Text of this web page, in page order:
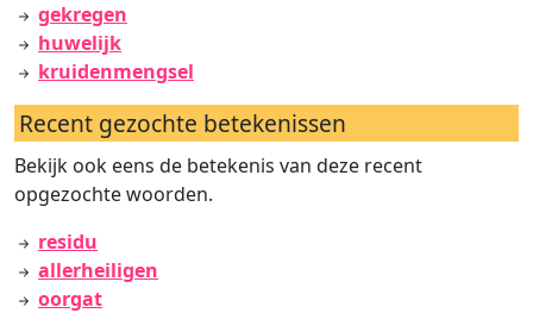
gekregen
huwelijk
kruidenmengsel
Recent gezochte betekenissen
Bekijk ook eens de betekenis van deze recent
opgezochte woorden.
residu
allerheiligen
oorgat